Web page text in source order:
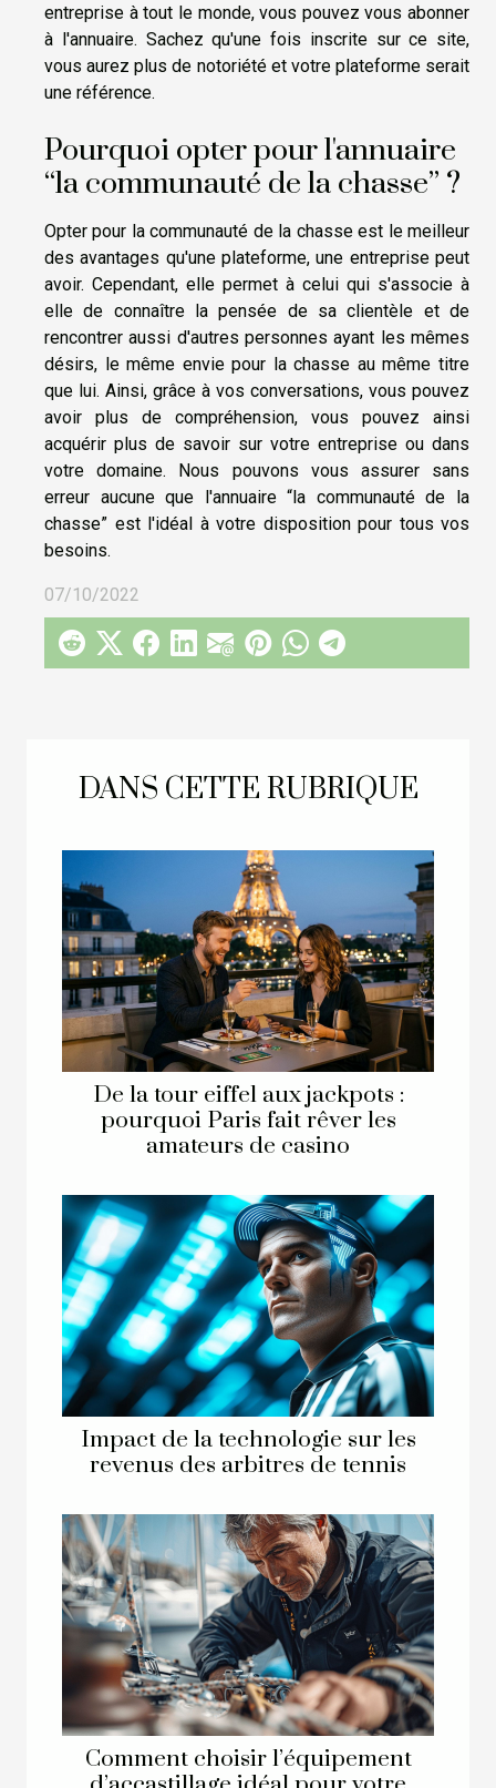
DANS CETTE RUBRIQUE
De la tour eiffel aux jackpots :
pourquoi Paris fait rêver les
amateurs de casino
Impact de la technologie sur les
revenus des arbitres de tennis
Comment choisir l’équipement
entreprise à tout le monde, vous pouvez vous abonner
à l'annuaire. Sachez qu'une fois inscrite sur ce site,
vous aurez plus de notoriété et votre plateforme serait
une référence.
Pourquoi opter pour l'annuaire
“la communauté de la chasse” ?
Opter pour la communauté de la chasse est le meilleur
des avantages qu'une plateforme, une entreprise peut
avoir. Cependant, elle permet à celui qui s'associe à
elle de connaître la pensée de sa clientèle et de
rencontrer aussi d'autres personnes ayant les mêmes
désirs, le même envie pour la chasse au même titre
que lui. Ainsi, grâce à vos conversations, vous pouvez
avoir plus de compréhension, vous pouvez ainsi
acquérir plus de savoir sur votre entreprise ou dans
votre domaine. Nous pouvons vous assurer sans
erreur aucune que l'annuaire “la communauté de la
chasse” est l'idéal à votre disposition pour tous vos
besoins.
07/10/2022